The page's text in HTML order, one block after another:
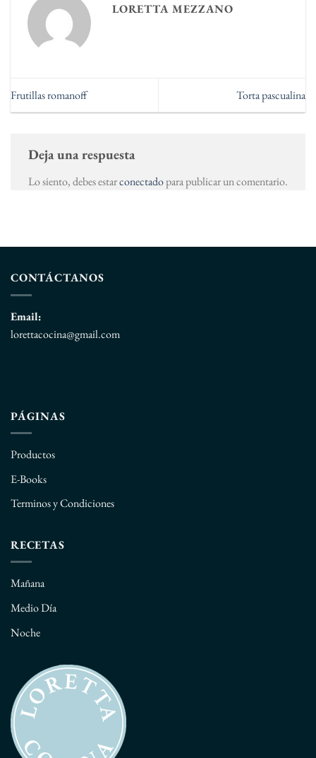
LORETTA MEZZANO
Frutillas romanoff Torta pascualina
Deja una respuesta
Lo siento, debes estarconectadopara publicar un comentario.
CONTÁCTANOS
Email:
lorettacocina@gmail.com
PÁGINAS
Productos
E-Books
Terminos y Condiciones
RECETAS
Mañana
Medio Día
Noche